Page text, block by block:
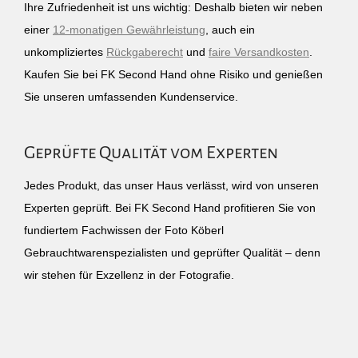
Ihre Zufriedenheit ist uns wichtig: Deshalb bieten wir neben
einer 12-monatigen Gewährleistung , auch ein
unkompliziertes Rückgaberecht und faire Versandkosten
Kaufen Sie bei FK Second Hand ohne Risiko und genießen
Sie unseren umfassenden Kundenservice.
Geprüfte Qualität vom Experten
Jedes Produkt, das unser Haus verlässt, wird von unseren
Experten geprüft. Bei FK Second Hand profitieren Sie von
fundiertem Fachwissen der Foto Köberl
Gebrauchtwarenspezialisten und geprüfter Qualität – denn
wir stehen für Exzellenz in der Fotografie.